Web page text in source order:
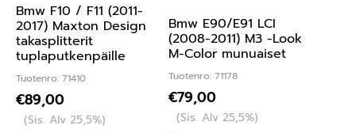
Bmw F10 / F11 (2011-
2017) Maxton Design
takasplitterit
tuplaputkenpäille
Tuotenro: 71410
€89,00
(Sis. Alv 25,5%)
Bmw E90/E91 LCI
(2008-2011) M3 -Look
M-Color munuaiset
Tuotenro: 71178
€79,00
(Sis. Alv 25,5%)